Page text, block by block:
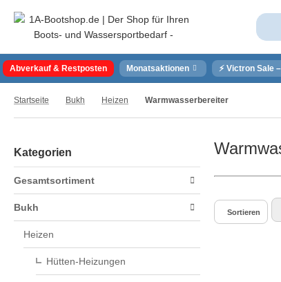
Abverkauf & Restposten Monatsaktionen ⚡ Victron Sale
Startseite Bukh Heizen Warmwasserbereiter
Kategorien
Gesamtsortiment
Bukh
Heizen
Hütten-Heizungen
Sortieren